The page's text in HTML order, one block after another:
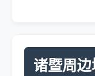
诸暨周